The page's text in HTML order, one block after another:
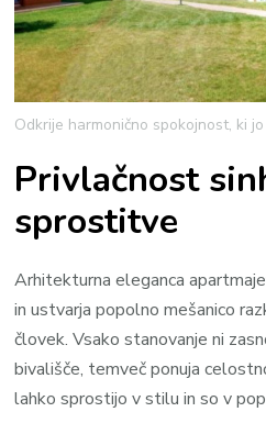
Odkrije harmonično spokojnost, ki
Privlačnost
sprostitve
Arhitekturna eleganca
in ustvarja popolno mešanico
človek. Vsako stanovanje ni
bivališče, temveč ponuja
lahko sprostijo v stilu in so v